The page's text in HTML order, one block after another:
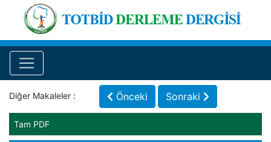
Diğer Makaleler : Önceki Sonraki
Tam PDF